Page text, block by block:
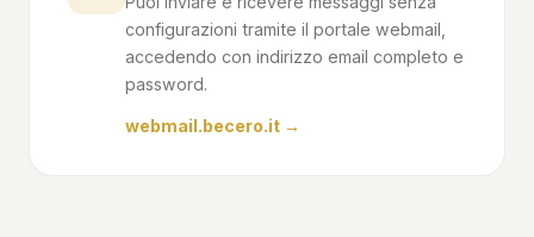
configurazioni tramite il portale webmail,
accedendo con indirizzo email completo e
password.
webmail.becero.it →